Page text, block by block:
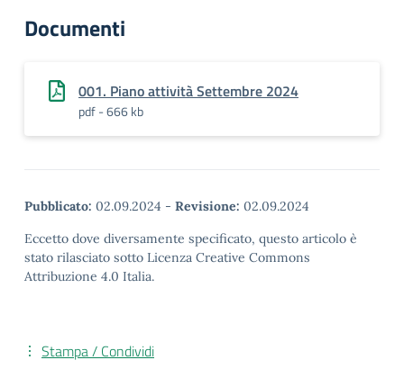
Documenti
001. Piano attività Settembre 2024
pdf - 666 kb
Pubblicato: 02.09.2024 - Revisione: 02.09.2024
Eccetto dove diversamente specificato, questo articolo è
stato rilasciato sotto Licenza Creative Commons
Attribuzione 4.0 Italia.
Stampa / Condividi